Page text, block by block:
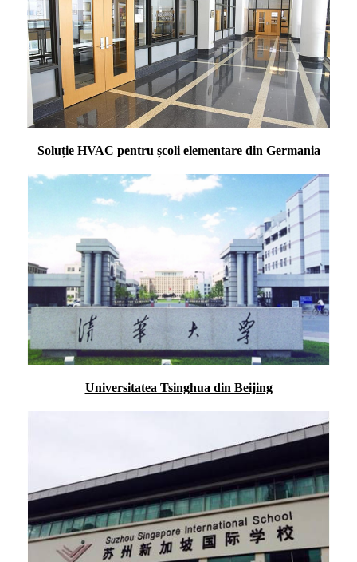
Soluție HVAC pentru școli elementare din Germania
Universitatea Tsinghua din Beijing